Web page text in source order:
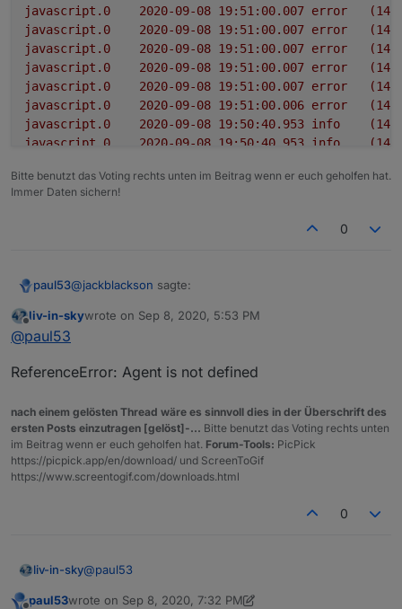
        else log('Graz Warnstufe: 1');
    });
javascript.0 error
javascript.0
error
javascript.0
error
javascript.0
error
javascript.0
error
javascript.0
error
javascript.0
info
javascript.0
info
javascript.0
2020-09-08 19:50:40.952 info
javascript.0
javascript.0
javascript.0
javascript.0
javascript.0
javascript.0
2020-09-08 19:50:40.952 info
javascript.0
2020-09-08 19:50:40.952 info
javascript.0
2020-09-08 19:50:40.952 info
javascript.0
javascript.0
Bitte benutzt das Voting rechts unten im Beitrag wenn er euch geholfen hat.
Immer Daten sichern!
0
paul53@jackblackson sagte:
Habehieretwas gefunden. Versuche es deshalb mal
const url = 'https://corona-ampel.gv.at/sites/
schedule('* * * * *', function() {
request({url: url, agent: new Agent({
        let arr = JSON.parse(json).warnstufen;
        for(let i = 0; i < arr.length; i++) {
        if(msg) log(msg);
    });
Offline
liv-in-skywrote on Sep 8, 2020, 5:53 PM
last edited by
@paul53
ReferenceError: Agent is not defined
nach einem gelösten Thread wäre es sinnvoll dies in der Überschrift des
ersten Posts einzutragen [gelöst]-... Bitte benutzt das Voting rechts unten
im Beitrag wenn er euch geholfen hat. Forum-Tools: PicPick
https://picpick.app/en/download/ und ScreenToGif
https://www.screentogif.com/downloads.html
0
liv-in-sky@paul53
ReferenceError: Agent is not defined
paul53wrote on Sep 8, 2020, 7:32 PM